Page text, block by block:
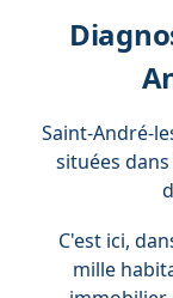
Saint-André-
situées
C'est ici,
mille